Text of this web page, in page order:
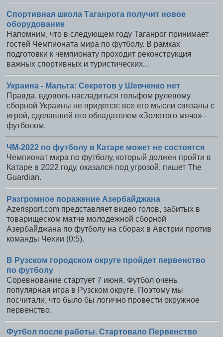
Спортивная школа Таганрога получит новое
оборудование
Напомним, что в следующем году Таганрог принимает
гостей Чемпионата мира по футболу. В рамках
подготовки к чемпионату проходит реконструкция
важных спортивных и туристических...
Украина - Мальта: Секретов у Шевченко нет
Правда, вдоволь насладиться гольфом рулевому
сборной Украины не придется: все его мысли связаны с
игрой, сделавшей его обладателем «Золотого мяча» -
футболом.
ЧМ-2022 по футболу в Катаре может не состоятся
Чемпионат мира по футболу, который должен пройти в
Катаре в 2022 году, оказался под угрозой, пишет The
Guardian.
Разгромное поражение Азербайджана
Azerisport.com представляет видео голов, забитых в
товарищеском матче молодежной сборной
Азербайджана по футболу на сборах в Австрии против
команды Чехии (0:5).
В Рузском городском округе пройдет первенство
по футболу
Соревнование стартует 7 июня. Футбол очень
популярная игра в Рузском округе. Поэтому мы
посчитали, что было бы логично провести окружное
первенство.
Футбол после работы. Стартовало Первенство